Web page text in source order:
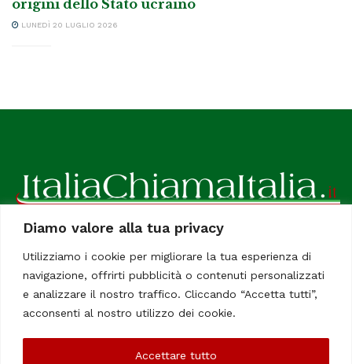
Diamo valore alla tua privacy
Utilizziamo i cookie per migliorare la tua esperienza di
navigazione, offrirti pubblicità o contenuti personalizzati
e analizzare il nostro traffico. Cliccando “Accetta tutti”,
acconsenti al nostro utilizzo dei cookie.
Accettare tutto
origini dello Stato ucraino
LUNEDÌ 20 LUGLIO 2026
ItaliaChiamaItalia, il TUO quotidiano online preferito.
Dedicato in particolare a tutti gli italiani residenti all'estero.
Tutti i diritti sono riservati. Quotidiano online indipendente
Le Firme